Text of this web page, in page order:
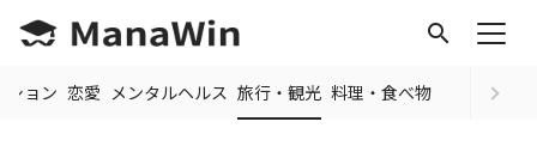
search
ション 恋愛 メンタルヘルス 旅行・観光 料理・食べ物